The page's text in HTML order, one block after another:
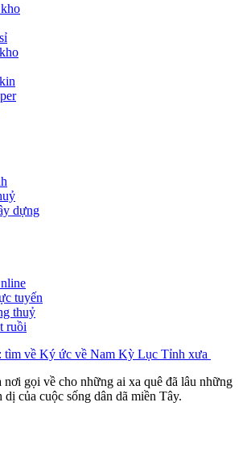
dựng
tuyến
thuỷ
ruồi
nơi gọi về cho những ai xa quê đã lâu những
của cuộc sống dân dã miền Tây.